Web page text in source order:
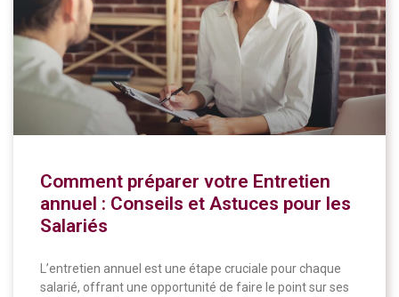
Comment préparer votre Entretien
annuel : Conseils et Astuces pour les
Salariés
L’entretien annuel est une étape cruciale pour chaque
salarié, offrant une opportunité de faire le point sur ses